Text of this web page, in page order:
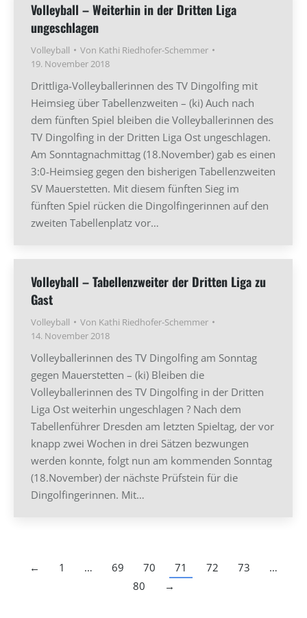
Volleyball – Weiterhin in der Dritten Liga
ungeschlagen
Volleyball Von Kathi Riedhofer-Schemmer
19. November 2018
Drittliga-Volleyballerinnen des TV Dingolfing mit
Heimsieg über Tabellenzweiten – (ki) Auch nach
dem fünften Spiel bleiben die Volleyballerinnen des
TV Dingolfing in der Dritten Liga Ost ungeschlagen.
Am Sonntagnachmittag (18.November) gab es einen
3:0-Heimsieg gegen den bisherigen Tabellenzweiten
SV Mauerstetten. Mit diesem fünften Sieg im
fünften Spiel rücken die Dingolfingerinnen auf den
zweiten Tabellenplatz vor…
Volleyball – Tabellenzweiter der Dritten Liga zu
Gast
Volleyball Von Kathi Riedhofer-Schemmer
14. November 2018
Volleyballerinnen des TV Dingolfing am Sonntag
gegen Mauerstetten – (ki) Bleiben die
Volleyballerinnen des TV Dingolfing in der Dritten
Liga Ost weiterhin ungeschlagen ? Nach dem
Tabellenführer Dresden am letzten Spieltag, der vor
knapp zwei Wochen in drei Sätzen bezwungen
werden konnte, folgt nun am kommenden Sonntag
(18.November) der nächste Prüfstein für die
Dingolfingerinnen. Mit…
← 1 … 69 70 71 72 73
…
80
→